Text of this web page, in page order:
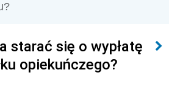
starać się o wypłatę
opiekuńczego?